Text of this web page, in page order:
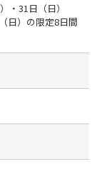
・31日（日）
日）の限定8日間